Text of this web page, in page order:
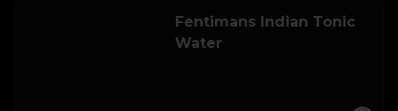
Fentimans Indian Tonic
Water